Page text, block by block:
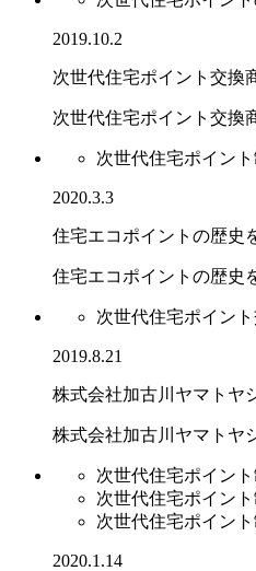
2019.10.2
次世代住宅ポイント交換
次世代住宅ポイント交換
次世代住宅ポイン
2020.3.3
住宅エコポイントの歴史
住宅エコポイントの歴史
次世代住宅ポイン
2019.8.21
株式会社加古川ヤマトヤ
株式会社加古川ヤマトヤ
次世代住宅ポイン
次世代住宅ポイン
次世代住宅ポイント
2020.1.14